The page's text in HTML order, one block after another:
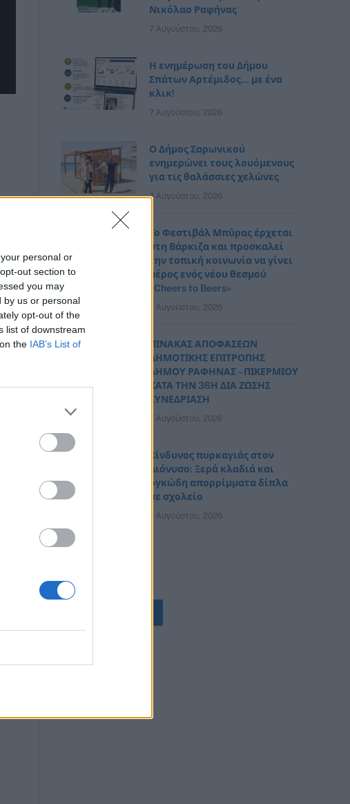
personal or
out section to
you may
by us or personal
opt-out of the
list of downstream
the IAB’s List of
Νικόλαο Ραφήνας
7 Αυγούστου, 2026
Η ενημέρωση του Δήμου
Σπάτων Αρτέμιδος… με ένα
κλικ!
7 Αυγούστου, 2026
Ο Δήμος Σαρωνικού
ενημερώνει τους λουόμενους
για τις θαλάσσιες χελώνες
7 Αυγούστου, 2026
Το Φεστιβάλ Μπύρας έρχεται
στη Βάρκιζα και προσκαλεί
την τοπική κοινωνία να γίνει
μέρος ενός νέου θεσμού
«Cheers to Beers»
7 Αυγούστου, 2026
ΠΙΝΑΚΑΣ ΑΠΟΦΑΣΕΩΝ
ΔΗΜΟΤΙΚΗΣ ΕΠΙΤΡΟΠΗΣ
ΔΗΜΟΥ ΡΑΦΗΝΑΣ – ΠΙΚΕΡΜΙΟΥ
ΚΑΤΑ ΤΗΝ 36Η ΔΙΑ ΖΩΣΗΣ
ΣΥΝΕΔΡΙΑΣΗ
7 Αυγούστου, 2026
Κίνδυνος πυρκαγιάς στον
Διόνυσο: Ξερά κλαδιά και
ογκώδη απορρίμματα δίπλα
σε σχολείο
6 Αυγούστου, 2026